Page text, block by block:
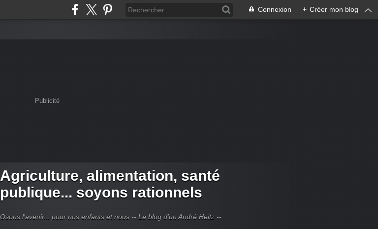
Connexion + Créer mon blog
Publicité
Agriculture, alimentation, santé
publique... soyons rationnels
Osons l'avenir... pour nos enfants et nous -- Le blog d'un André Heitz --